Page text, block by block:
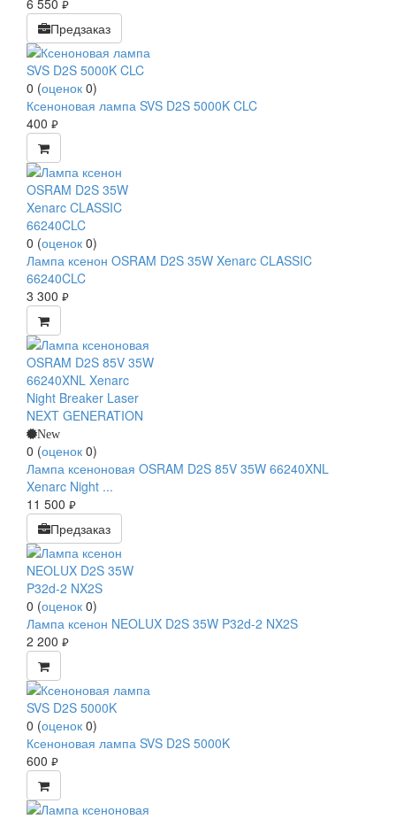
6 550 руб.
Предзаказ
0 (оценок 0)
Ксеноновая лампа SVS D2S 5000K CLC
400 руб.
0 (оценок 0)
Лампа ксенон OSRAM D2S 35W Xenarc CLASSIC
66240CLC
3 300 руб.
New
0 (оценок 0)
Лампа ксеноновая OSRAM D2S 85V 35W 66240XNL
Xenarc Night ...
11 500 руб.
Предзаказ
0 (оценок 0)
Лампа ксенон NEOLUX D2S 35W P32d-2 NX2S
2 200 руб.
0 (оценок 0)
Ксеноновая лампа SVS D2S 5000K
600 руб.